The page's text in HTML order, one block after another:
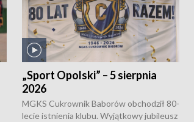
„Sport Opolski” – 5 sierpnia
2026
MGKS Cukrownik Baborów obchodził 80-
lecie istnienia klubu. Wyjątkowy jubileusz